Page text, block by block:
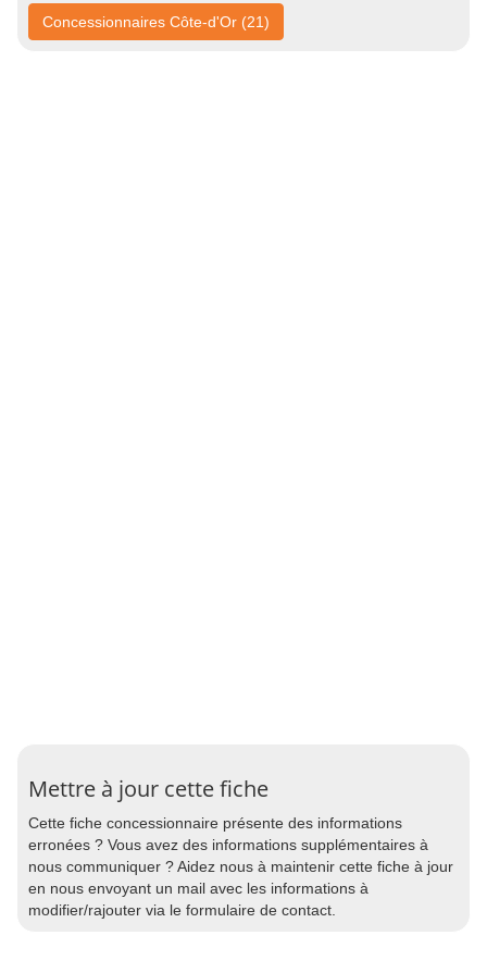
Concessionnaires Côte-d'Or (21)
Mettre à jour cette fiche
Cette fiche concessionnaire présente des informations
erronées ? Vous avez des informations supplémentaires à
nous communiquer ? Aidez nous à maintenir cette fiche à jour
en nous envoyant un mail avec les informations à
modifier/rajouter via le formulaire de contact.